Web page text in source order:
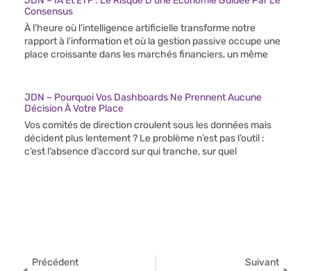
Consensus
À l’heure où l’intelligence artificielle transforme notre
rapport à l’information et où la gestion passive occupe une
place croissante dans les marchés financiers, un même
JDN – Pourquoi Vos Dashboards Ne Prennent Aucune
Décision À Votre Place
Vos comités de direction croulent sous les données mais
décident plus lentement ? Le problème n’est pas l’outil :
c’est l’absence d’accord sur qui tranche, sur quel
Précédent Suivant